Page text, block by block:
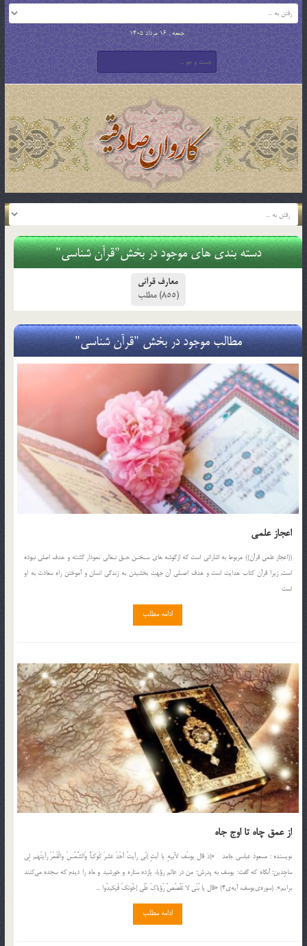
جمعه , 16 مرداد 1405
دسته بندی های موجود در بخش"قرآن شناسی"
معارف قرآنی
(855)
مطالب موجود در بخش "قرآن شناسی"
اعجاز علمی
((اعجاز علمى قرآن)) مربوط به اشاراتى است که ازگوشه هاى سـخـن حـق تـعالى نمودار گشته و هدف اصلى نبوده
است, زیرا قرآن کتاب هدایت است و هدف اصـلى آن جهت بخشیدن به زندگى انسان و آموختن راه سعادت به او
است
ادامه مطلب
از عمق چاه تا اوج جاه
نویسنده : مسعود عباسی جامد «إذ قال يوسُف لأبيهِ يا أبتِ إنّي رأيتُ أحَدَ عشرَ كَوكباً وَ‌الشَّمْسَ و‌الْقَمَرَ رأيتُهم لِي
ساجِدين؛ آنگاه كه گفت: يوسف به پدرش؛ من در عالم رؤيا، يازده ستاره و خورشيد و ماه را ديدم كه سجده مي‌كنند
برايم». (سوره‌ي‌يوسف، آيه‌ي4) «قال يا بُنَي لا تَقْصُصْ رُؤياكَ عَلَي إخْوتكَ فَيكيدُوا ...
ادامه مطلب